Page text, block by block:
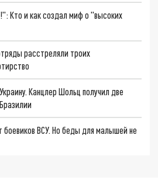
Кто и как создал миф о "высоких
расстреляли троих
Канцлер Шольц получил две
боевиков ВСУ. Но беды для малышей не